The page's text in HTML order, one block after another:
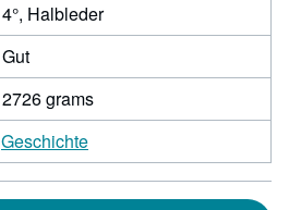
4°, Halbleder
Gut
2726 grams
Geschichte